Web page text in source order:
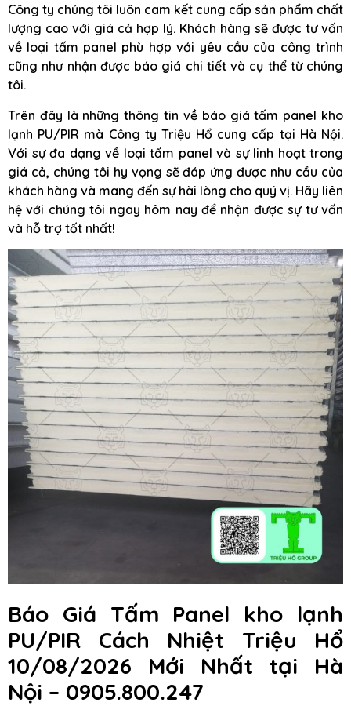
Công ty chúng tôi luôn cam kết cung cấp sản phẩm chất
lượng cao với giá cả hợp lý. Khách hàng sẽ được tư vấn
về loại tấm panel phù hợp với yêu cầu của công trình
cũng như nhận được báo giá chi tiết và cụ thể từ chúng
tôi.
Trên đây là những thông tin về báo giá tấm panel kho
lạnh PU/PIR mà Công ty Triệu Hổ cung cấp tại Hà Nội.
Với sự đa dạng về loại tấm panel và sự linh hoạt trong
giá cả, chúng tôi hy vọng sẽ đáp ứng được nhu cầu của
khách hàng và mang đến sự hài lòng cho quý vị. Hãy liên
hệ với chúng tôi ngay hôm nay để nhận được sự tư vấn
và hỗ trợ tốt nhất!
Báo Giá Tấm Panel kho lạnh
PU/PIR Cách Nhiệt Triệu Hổ
10/08/2026 Mới Nhất tại Hà
Nội – 0905.800.247